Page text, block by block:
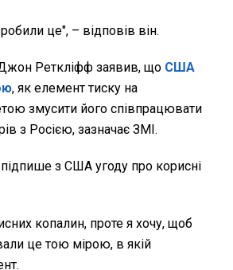
це", – відповів він.
Реткліфф заявив, що США
, як елемент тиску на
змусити його співпрацювати
з Росією, зазначає ЗМІ.
з США угоду про корисні
копалин, проте я хочу, щоб
це тою мірою, в якій